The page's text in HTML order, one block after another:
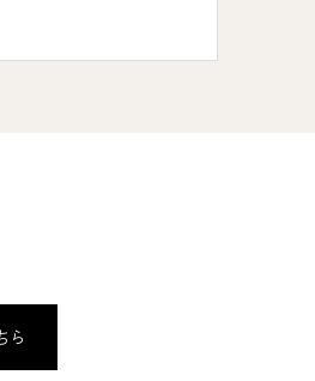
ら